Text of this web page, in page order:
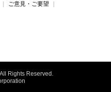
ご意見・ご要望
Rights Reserved.